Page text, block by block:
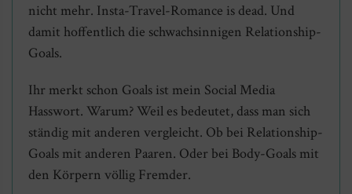
nicht mehr. Insta-Travel-Romance is dead. Und
damit hoffentlich die schwachsinnigen Relationship-
Goals.
Ihr merkt schon Goals ist mein Social Media
Hasswort. Warum? Weil es bedeutet, dass man sich
ständig mit anderen vergleicht. Ob bei Relationship-
Goals mit anderen Paaren. Oder bei Body-Goals mit
den Körpern völlig Fremder.